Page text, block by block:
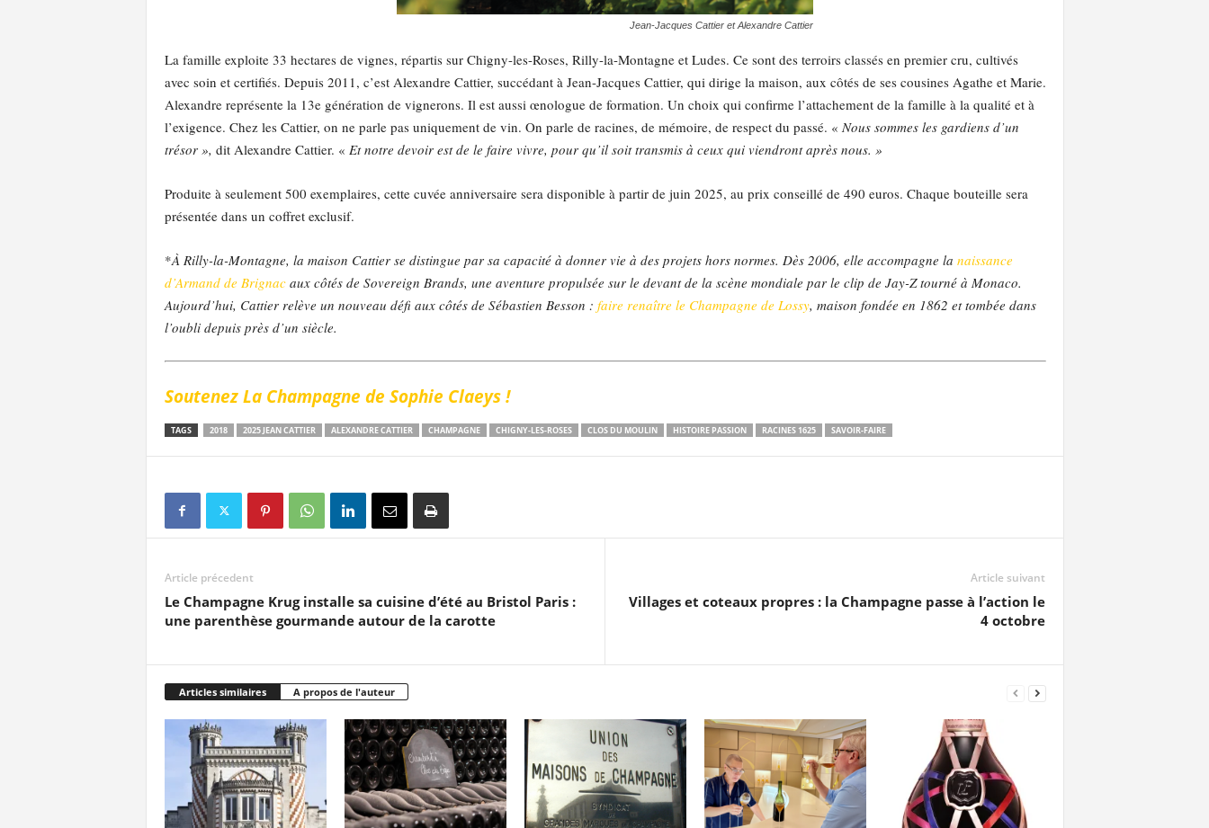
Jean-Jacques Cattier et Alexandre Cattier
La famille exploite 33 hectares de vignes, répartis sur Chigny-les-Roses, Rilly-la-Montagne et Ludes. Ce sont des terroirs classés en premier cru, cultivés
avec soin et certifiés. Depuis 2011, c’est Alexandre Cattier, succédant à Jean-Jacques Cattier, qui dirige la maison, aux côtés de ses cousines Agathe et Marie.
Alexandre représente la 13e génération de vignerons. Il est aussi œnologue de formation. Un choix qui confirme l’attachement de la famille à la qualité et à
l’exigence. Chez les Cattier, on ne parle pas uniquement de vin. On parle de racines, de mémoire, de respect du passé. « Nous sommes les gardiens d’un
trésor », dit Alexandre Cattier. « Et notre devoir est de le faire vivre, pour qu’il soit transmis à ceux qui viendront après nous. »
Produite à seulement 500 exemplaires, cette cuvée anniversaire sera disponible à partir de juin 2025, au prix conseillé de 490 euros. Chaque bouteille sera
présentée dans un coffret exclusif.
*À Rilly-la-Montagne, la maison Cattier se distingue par sa capacité à donner vie à des projets hors normes. Dès 2006, elle accompagne la naissance
d’Armand de Brignacaux côtés de Sovereign Brands, une aventure propulsée sur le devant de la scène mondiale par le clip de Jay-Z tourné à Monaco.
Aujourd’hui, Cattier relève un nouveau défi aux côtés de Sébastien Besson : faire renaître le Champagne de Lossy, maison fondée en 1862 et tombée dans
l’oubli depuis près d’un siècle.
Soutenez La Champagne de Sophie Claeys !
TAGS 2018 2025 JEAN CATTIER ALEXANDRE CATTIER CHAMPAGNE CHIGNY-LES-ROSES CLOS DU MOULIN HISTOIRE PASSION RACINES 1625 SAVOIR-FAIRE
Article précedent
Le Champagne Krug installe sa cuisine d’été au Bristol Paris :
une parenthèse gourmande autour de la carotte
Article suivant
Villages et coteaux propres : la Champagne passe à l’action le
4 octobre
Articles similaires A propos de l'auteur